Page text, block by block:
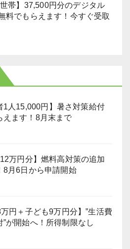
世帯】37,500円分のデジタル
料でもらえます！今すぐ受取
1人15,000円】暑さ対策給付
えます！8月末まで
12万円分】燃料高対策の追加
8月6日から申請開始
万円＋子ども9万円分】”生活費
”が開始へ！所得制限なし